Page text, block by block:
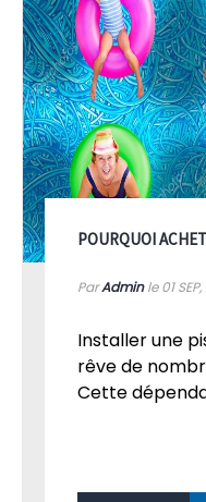
POURQUOI
ParAdminle 01
Installer une
rêve de
Cette